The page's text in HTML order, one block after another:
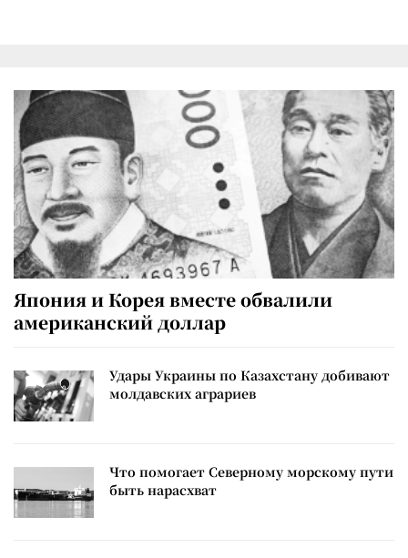
Япония и Корея вместе обвалили
американский доллар
Удары Украины по Казахстану добивают
молдавских аграриев
Что помогает Северному морскому пути
быть нарасхват